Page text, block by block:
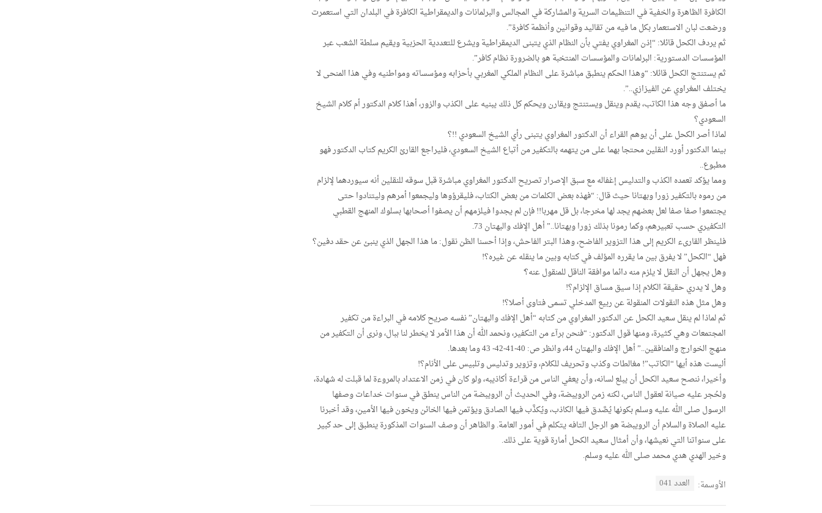
الكافرة الظاهرة والخفية في التنظيمات السرية والمشاركة في المجالس والبرلمانات والديمقراطية الكافرة في البلدان التي استعمرت
ورضعت لبان الاستعمار بكل ما فيه من تقاليد وقوانين وأنظمة كافرة”.
ثم يردف الكحل قائلا: “إذن المغراوي يفتي بأن النظام الذي يتبنى الديمقراطية ويشرع للتعددية الحزبية ويقيم سلطة الشعب عبر
المؤسسات الدستورية: البرلمانات والمؤسسات المنتخبة هو بالضرورة نظام كافر”.
ثم يستنتج الكحل قائلا: “وهذا الحكم ينطبق مباشرة على النظام الملكي المغربي بأحزابه ومؤسساته ومواطنيه وفي هذا المنحى لا
يختلف المغراوي عن الفيزازي..”.
ما أصفق وجه هذا الكاتب، يقدم وينقل ويستنتج ويقارن ويحكم كل ذلك يبنيه على الكذب والزور، أهذا كلام الدكتور أم كلام الشيخ
السعودي؟
لماذا أصر الكحل على أن يوهم القراء أن الدكتور المغراوي يتبنى رأي الشيخ السعودي !!؟
بينما الدكتور أورد النقلين محتجا بهما على من يتهمه بالتكفير من أتباع الشيخ السعودي، فليراجع القارئ الكريم كتاب الدكتور فهو
مطبوع..
ومما يؤكد تعمده الكذب والتدليس إغفاله مع سبق الإصرار تصريح الدكتور المغراوي مباشرة قبل سوقه للنقلين أنه سيوردهما لإلزام
من رموه بالتكفير زورا وبهتانا حيث قال: “فهذه بعض الكلمات من بعض الكتاب، فليقرؤوها وليجمعوا أمرهم وليتنادوا حتى
يجتمعوا صفا صفا لعل بعضهم يجد لها مخرجا، بل قل مهربا!! فإن لم يجدوا فيلزمهم أن يصفوا أصحابها بسلوك المنهج القطبي
التكفيري حسب تعبيرهم، وكما رمونا بذلك زورا وبهتانا..” أهل الإفك والبهتان 73.
فلينظر القارىء الكريم إلى هذا التزوير الفاضح، وهذا البتر الفاحش، وإذا أحسنا الظن نقول: ما هذا الجهل الذي ينبئ عن حقد دفين؟
فهل “الكحل” لا يفرق بين ما يقرره المؤلف في كتابه وبين ما ينقله عن غيره؟!
وهل يجهل أن النقل لا يلزم منه دائما موافقة الناقل للمنقول عنه؟ّ
وهل لا يدري حقيقة الكلام إذا سيق مساق الإلزام؟!
وهل مثل هذه النقولات المنقولة عن ربيع المدخلي تسمى فتاوى أصلا؟!
ثم لماذا لم ينقل سعيد الكحل عن الدكتور المغراوي من كتابه “أهل الإفك والبهتان” نفسه صريح كلامه في البراءة من تكفير
المجتمعات وهي كثيرة، ومنها قول الدكتور: “فنحن برآء من التكفير، ونحمد الله أن هذا الأمر لا يخطر لنا ببال، ونرى أن التكفير من
منهج الخوارج والمنافقين..” أهل الإفك والبهتان 44، وانظر ص: 40-41-42- 43 وما بعدها.
أليست هذه أيها “الكاتب”! مغالطات وكذب وتحريف للكلام، وتزوير وتدليس وتلبيس على الأنام؟!
وأخيرا، ننصح سعيد الكحل أن يبلع لسانه، وأن يعفي الناس من قراءة أكاذيبه، ولو كان في زمن الاعتداد بالمروءة لما قبلت له شهادة،
ولحُجر عليه صيانة لعقول الناس، لكنه زمن الرويبضة، وفي الحديث أن الرويبضة من الناس ينطق في سنوات خداعات وصفها
الرسول صلى الله عليه وسلم بكونها يُصَّدق فيها الكاذب، ويُكذَّب فيها الصادق ويؤتمن فيها الخائن ويخون فيها الأمين، وقد أخبرنا
عليه الصلاة والسلام أن الرويبضة هو الرجل التافه يتكلم في أمور العامة. والظاهر أن وصف السنوات المذكورة ينطبق إلى حد كبير
على سنواتنا التي نعيشها، وأن أمثال سعيد الكحل أمارة قوية على ذلك.
وخير الهدي هدي محمد صلى الله عليه وسلم.
الأوسمة: العدد 041